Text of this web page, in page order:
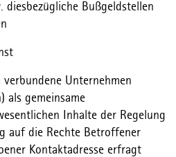
diesbezügliche Bußgeldstellen
Unternehmen
als gemeinsame
Inhalte der Regelung
auf die Rechte Betroffener
Kontaktadresse erfragt